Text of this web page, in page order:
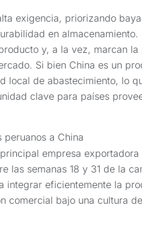
exigencia, priorizando
en almacenamiento.
y, a la vez, marcan la
Si bien China es un
local de abastecimiento, lo
clave para países
a China
empresa exportadora
las semanas 18 y 31 de la
eficientemente la
comercial bajo una cultura